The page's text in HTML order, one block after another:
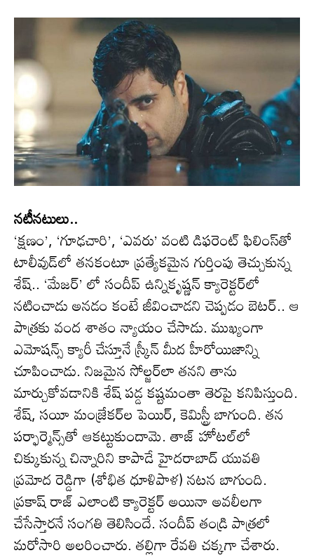
నటీనటులు..
‘క్షణం’, ‘గూఢచారి’, ‘ఎవరు’ వంటి డిఫరెంట్ ఫిలింస్‌తో
టాలీవుడ్‌లో తనకంటూ ప్రత్యేకమైన గుర్తింపు తెచ్చుకున్న
శేష్.. ‘మేజర్’ లో సందీప్ ఉన్నికృష్ణన్ క్యారెక్టర్‌లో
నటించాడు అనడం కంటే జీవించాడని చెప్పడం బెటర్.. ఆ
పాత్రకు వంద శాతం న్యాయం చేసాడు. ముఖ్యంగా
ఎమోషన్స్ క్యారీ చేస్తూనే స్క్రీన్ మీద హీరోయిజాన్ని
చూపించాడు. నిజమైన సోల్జర్‌లా తనని తాను
మార్చుకోవడానికి శేష్ పడ్డ కష్టమంతా తెరపై కనిపిస్తుంది.
శేష్, సయీ మంజ్రేకర్‌ల పెయిర్, కెమిస్ట్రీ బాగుంది. తన
పర్ఫార్మెన్స్‌తో ఆకట్టుకుందామె. తాజ్ హోటల్‌లో
చిక్కుకున్న చిన్నారిని కాపాడే హైదరాబాద్ యువతి
ప్రమోద రెడ్డిగా (శోభిత ధూళిపాళ) నటన బాగుంది.
ప్రకాష్ రాజ్ ఎలాంటి క్యారెక్టర్ అయినా అవలీలగా
చేసేస్తారనే సంగతి తెలిసిందే. సందీప్ తండ్రి పాత్రలో
మరోసారి అలరించారు. తల్లిగా రేవతి చక్కగా చేశారు.